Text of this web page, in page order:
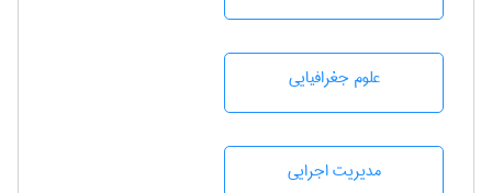
علوم جغرافيايی
مديريت اجرايی